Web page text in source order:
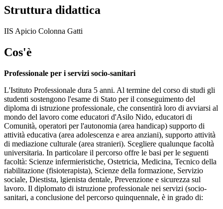
Struttura didattica
IIS Apicio Colonna Gatti
Cos'è
Professionale per i servizi socio-sanitari
L'Istituto Professionale dura 5 anni. Al termine del corso di studi gli
studenti sostengono l'esame di Stato per il conseguimento del
diploma di istruzione professionale, che consentirà loro di avviarsi al
mondo del lavoro come educatori d'Asilo Nido, educatori di
Comunità, operatori per l'autonomia (area handicap) supporto di
attività educativa (area adolescenza e area anziani), supporto attività
di mediazione culturale (area stranieri). Scegliere qualunque facoltà
universitaria. In particolare il percorso offre le basi per le seguenti
facoltà: Scienze infermieristiche, Ostetricia, Medicina, Tecnico della
riabilitazione (fisioterapista), Scienze della formazione, Servizio
sociale, Diestista, lgienista dentale, Prevenzione e sicurezza sul
lavoro. Il diplomato di istruzione professionale nei servizi (socio-
sanitari, a conclusione del percorso quinquennale, è in grado di: